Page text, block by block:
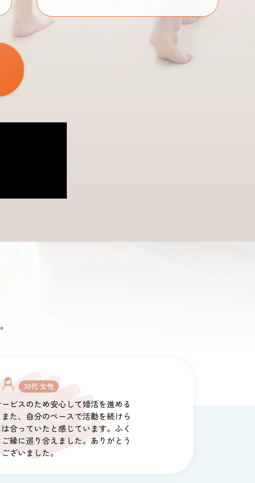
30代 女性
ビスのため安心して婚活を進める
た、自分のペースで活動を続けら
合っていたと感じています。ふく
縁に巡り合えました。ありがとう
ございました。